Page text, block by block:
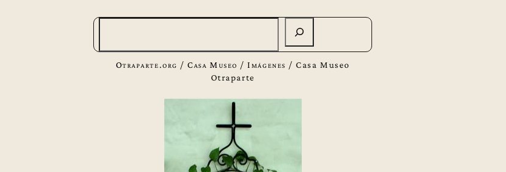
Otraparte.org /Casa Museo /Imágenes /Casa Museo
Otraparte